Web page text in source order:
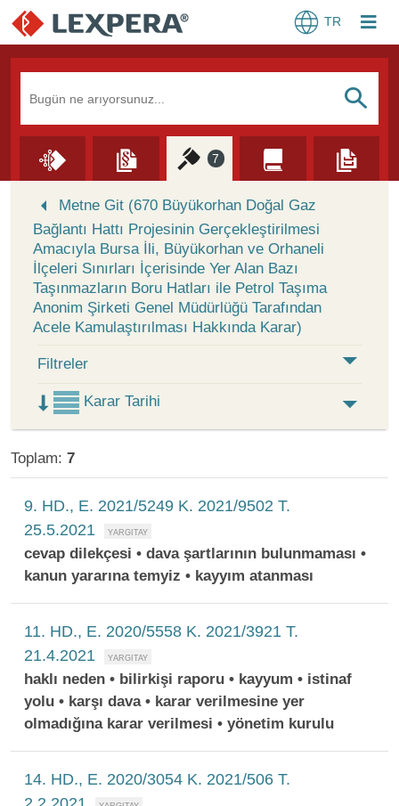
TR
S
7
Metne Git (670 Büyükorhan Doğal Gaz
Bağlantı Hattı Projesinin Gerçekleştirilmesi
Amacıyla Bursa İli, Büyükorhan ve Orhaneli
İlçeleri Sınırları İçerisinde Yer Alan Bazı
Taşınmazların Boru Hatları ile Petrol Taşıma
Anonim Şirketi Genel Müdürlüğü Tarafından
Acele Kamulaştırılması Hakkında Karar)
Filtreler
Karar Tarihi
Toplam: 7
9. HD., E. 2021/5249 K. 2021/9502 T.
25.5.2021
cevap dilekçesi • dava şartlarının bulunmaması •
kanun yararına temyiz • kayyım atanması
11. HD., E. 2020/5558 K. 2021/3921 T.
21.4.2021
haklı neden • bilirkişi raporu • kayyum • istinaf
yolu • karşı dava • karar verilmesine yer
olmadığına karar verilmesi • yönetim kurulu
14. HD., E. 2020/3054 K. 2021/506 T.